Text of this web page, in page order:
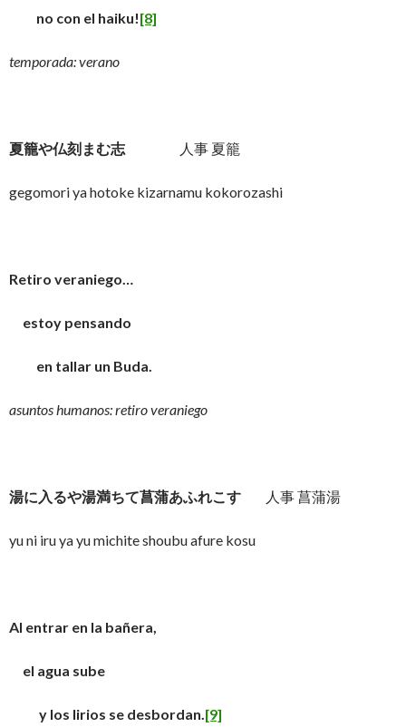
no con el haiku![8]
temporada: verano
夏籠や仏刻まむ志 人事 夏籠
gegomori ya hotoke kizarnamu kokorozashi
Retiro veraniego…
estoy pensando
en tallar un Buda.
asuntos humanos: retiro veraniego
湯に入るや湯満ちて菖蒲あふれこす 人事 菖蒲湯
yu ni iru ya yu michite shoubu afure kosu
Al entrar en la bañera,
el agua sube
y los lirios se desbordan.[9]